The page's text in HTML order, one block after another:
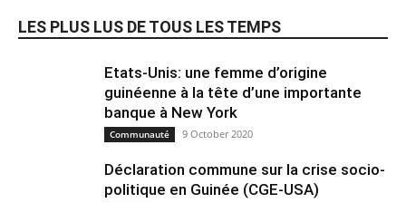
LES PLUS LUS DE TOUS LES TEMPS
Etats-Unis: une femme d’origine
guinéenne à la tête d’une importante
banque à New York
Communauté 9 October 2020
Déclaration commune sur la crise socio-
politique en Guinée (CGE-USA)